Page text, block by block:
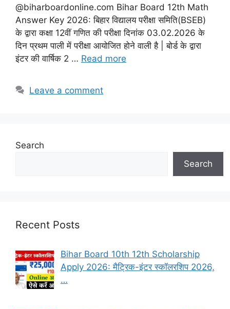
@biharboardonline.com Bihar Board 12th Math
Answer Key 2026: बिहार विद्यालय परीक्षा समिति(BSEB)
के द्वारा कक्षा 12वीं गणित की परीक्षा दिनांक 03.02.2026 के
दिन प्रथम पाली में परीक्षा आयोजित होने वाली है | बोर्ड के द्वारा
इंटर की वार्षिक 2 … Read more
Leave a comment
Search
Search
Recent Posts
Bihar Board 10th 12th Scholarship
Apply 2026: मैट्रिक-इंटर स्कॉलरशिप 2026,
…